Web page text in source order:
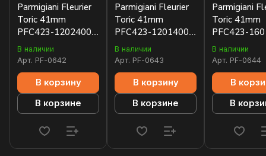
Parmigiani Fleurier
Toric 41mm
PFC423-1202400-
HA1441
В наличии
Арт. PF-0642
В корзину
В корзине
Parmigiani Fleurier
Toric 41mm
PFC423-1201400-
HA1441
В наличии
Арт. PF-0643
В корзину
В корзине
Parmigiani
Toric 41mm
PFC423-
HA1441
В наличии
Арт. PF-0644
В
В